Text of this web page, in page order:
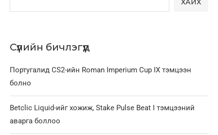
ХАЙХ
Сүүлийн бичлэгүүд
Португалид CS2-ийн Roman Imperium Cup IX тэмцээн
болно
Betclic Liquid-ийг хожиж, Stake Pulse Beat I тэмцээний
аварга боллоо